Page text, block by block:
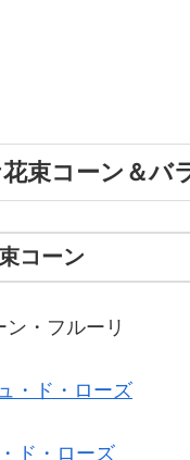
束コーン＆バ
コーン
・フルーリ
ド・ローズ